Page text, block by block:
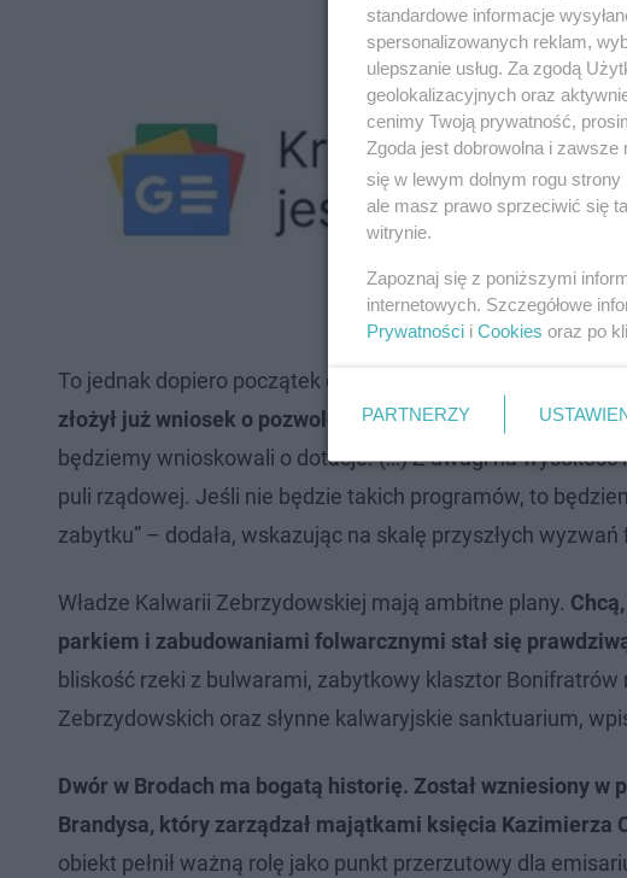
To jednak dopiero początek drogi do pełnej rewitalizacji.
złożył już wniosek o pozwolenie na generalny remont
będziemy wnioskowali o dotacje. (…) Z uwagi na
puli rządowej. Jeśli nie będzie takich programów, to
zabytku” – dodała, wskazując na skalę przyszłych
Władze Kalwarii Zebrzydowskiej mają ambitne plany.
parkiem i zabudowaniami folwarcznymi stał się
bliskość rzeki z bulwarami, zabytkowy klasztor
Zebrzydowskich oraz słynne kalwaryjskie sanktuarium,
Dwór w Brodach ma bogatą historię. Został wzniesiony w
Brandysa, który zarządzał majątkami księcia Kazimierza
obiekt pełnił ważną rolę jako punkt przerzutowy dla
standardowe informacje
spersonalizowanych reklam,
ulepszanie usług. Za zgodą
geolokalizacyjnych oraz
cenimy Twoją prywatność,
Zgoda jest dobrowolna i
się w lewym dolnym rogu strony
ale masz prawo sprzeciwić się
witrynie.
Zapoznaj się z poniższymi
internetowych. Szczegółowe
Prywatności i Cookies oraz po
PARTNERZY